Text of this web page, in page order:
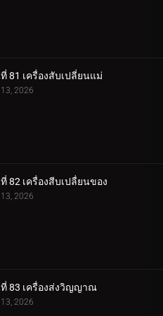
81 เครื่องสับเปลี่ยนแม่
13, 2026
82 เครื่องสีบเปลื่ยนของ
13, 2026
83 เครื่องส่งวิญญาณ
13, 2026